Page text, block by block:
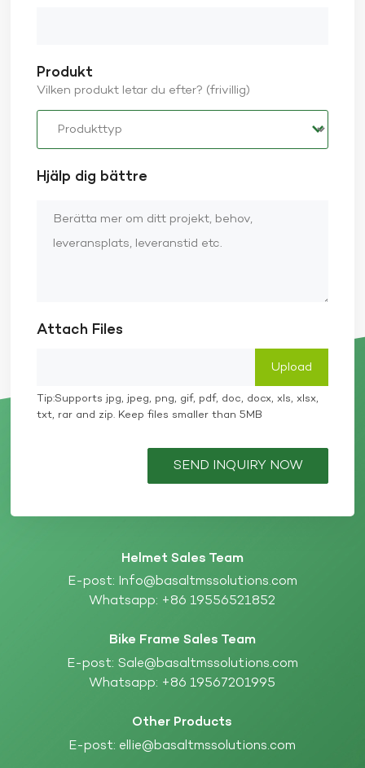
Produkt
Vilken produkt letar du efter? (frivillig)
Hjälp dig bättre
Attach Files
Tip:Supports jpg, jpeg, png, gif, pdf, doc, docx, xls, xlsx,
txt, rar and zip. Keep files smaller than 5MB
SEND INQUIRY NOW
Helmet Sales Team
E-post: Info@basaltmssolutions.com
Whatsapp: +86 19556521852
Bike Frame Sales Team
E-post: Sale@basaltmssolutions.com
Whatsapp: +86 19567201995
Other Products
E-post: ellie@basaltmssolutions.com